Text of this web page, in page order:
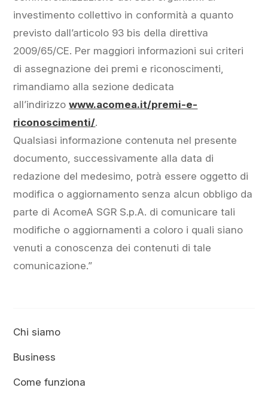
investimento collettivo in conformità a quanto
previsto dall’articolo 93 bis della direttiva
2009/65/CE. Per maggiori informazioni sui criteri
di assegnazione dei premi e riconoscimenti,
rimandiamo alla sezione dedicata
all’indirizzowww.acomea.it/premi-e-
riconoscimenti/.
Qualsiasi informazione contenuta nel presente
documento, successivamente alla data di
redazione del medesimo, potrà essere oggetto di
modifica o aggiornamento senza alcun obbligo da
parte di AcomeA SGR S.p.A. di comunicare tali
modifiche o aggiornamenti a coloro i quali siano
venuti a conoscenza dei contenuti di tale
comunicazione.”
Chi siamo
Business
Come funziona